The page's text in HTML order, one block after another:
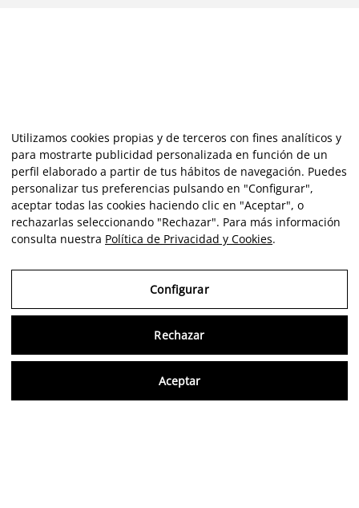
Utilizamos cookies propias y de terceros con fines analíticos y
para mostrarte publicidad personalizada en función de un
perfil elaborado a partir de tus hábitos de navegación. Puedes
personalizar tus preferencias pulsando en "Configurar",
aceptar todas las cookies haciendo clic en "Aceptar", o
rechazarlas seleccionando "Rechazar". Para más información
consulta nuestra Política de Privacidad y Cookies.
Configurar
Rechazar
Aceptar